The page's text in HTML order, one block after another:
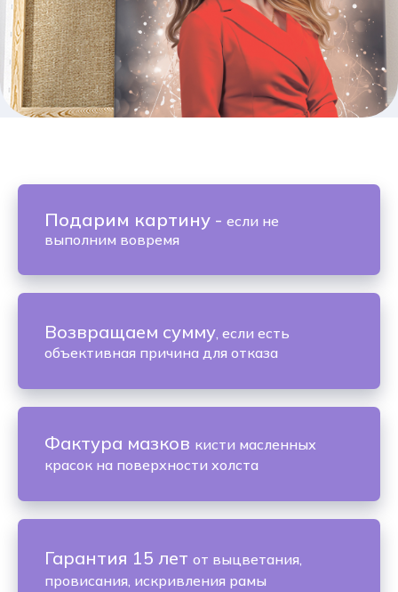
Подарим картину - если не
выполним вовремя
Возвращаем сумму, если есть
объективная причина для отказа
Фактура мазков кисти масленных
красок на поверхности холста
Гарантия 15 лет от выцветания,
провисания, искривления рамы